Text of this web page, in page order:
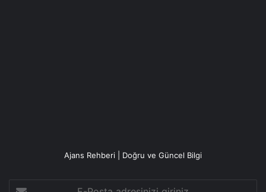
Ajans Rehberi | Doğru ve Güncel Bilgi